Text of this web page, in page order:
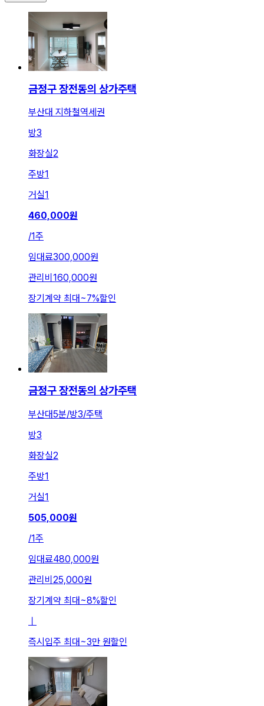
금정구 장전동의 상가주택
부산대 지하철역세권
방3
화장실2
주방1
거실1
460,000원
/1주
임대료300,000원
관리비 160,000원
장기계약 최대 ~7%할인
금정구 장전동의 상가주택
부산대5분/방3/주택
방3
화장실2
주방1
거실1
505,000원
/1주
임대료480,000원
관리비 25,000원
장기계약 최대~8%할인
ㅣ
즉시입주 최대~3만 원할인